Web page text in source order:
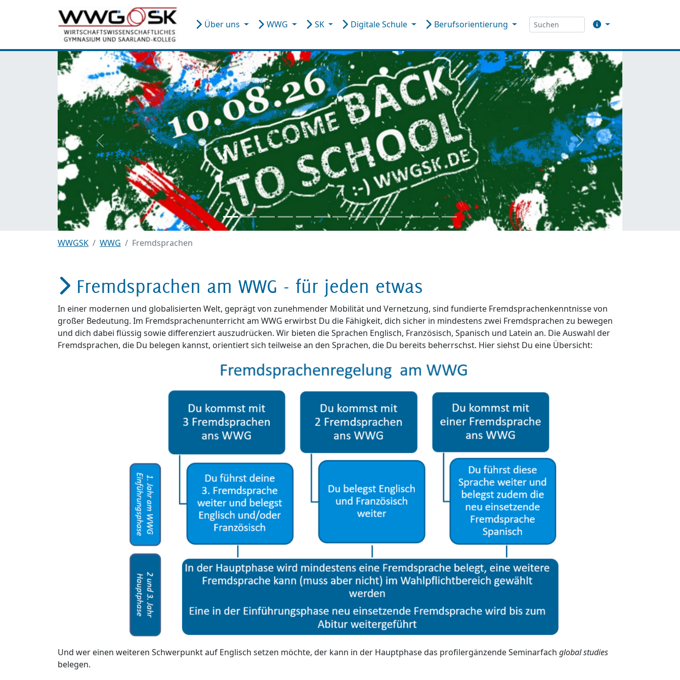
Über uns WWG SK Digitale Schule Berufsorientierung
zurück weiter
WWGSK WWG Fremdsprachen
Fremdsprachen am WWG - für jeden etwas
In einer modernen und globalisierten Welt, geprägt von zunehmender Mobilität und Vernetzung, sind fundierte Fremdsprachenkenntnisse von
großer Bedeutung. Im Fremdsprachenunterricht am WWG erwirbst Du die Fähigkeit, dich sicher in mindestens zwei Fremdsprachen zu bewegen
und dich dabei flüssig sowie differenziert auszudrücken. Wir bieten die Sprachen Englisch, Französisch, Spanisch und Latein an. Die Auswahl der
Fremdsprachen, die Du belegen kannst, orientiert sich teilweise an den Sprachen, die Du bereits beherrschst. Hier siehst Du eine Übersicht:
Und wer einen weiteren Schwerpunkt auf Englisch setzen möchte, der kann in der Hauptphase das profilergänzende Seminarfach global studies
belegen.